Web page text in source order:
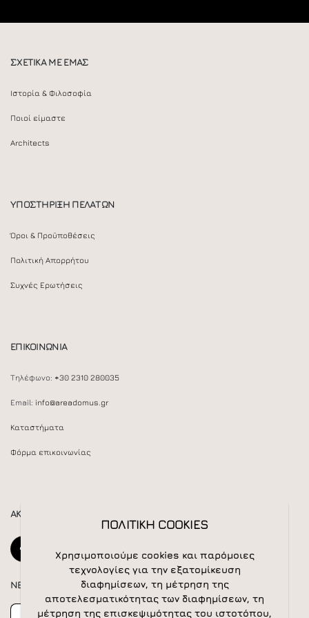
ΣΧΕΤΙΚΑ ΜΕ ΕΜΑΣ
Ιστορία & Φιλοσοφία
Ποιοί είμαστε
Architects
ΥΠΟΣΤΗΡΙΞΗ ΠΕΛΑΤΩΝ
Όροι & Προϋποθέσεις
Πολιτική Απορρήτου
Συχνές Ερωτήσεις
ΕΠΙΚΟΙΝΩΝΙΑ
Τηλέφωνο: +30 2310 280035
Email: info@areadomus.gr
Καταστήματα
Φόρμα επικοινωνίας
ΑΚΟΛΟΥΘΕΙΣΤΕ ΜΑΣ
NEWSLETTER
Newsletter Subscribe
ΠΟΛΙΤΙΚΗ COOKIES
Χρησιμοποιούμε cookies και παρόμοιες
τεχνολογίες για την εξατομίκευση
διαφημίσεων, τη μέτρηση της
αποτελεσματικότητας των διαφημίσεων, τη
μέτρηση της επισκεψιμότητας του ιστοτόπου,